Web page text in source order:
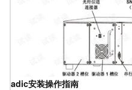
adic安装操作指南